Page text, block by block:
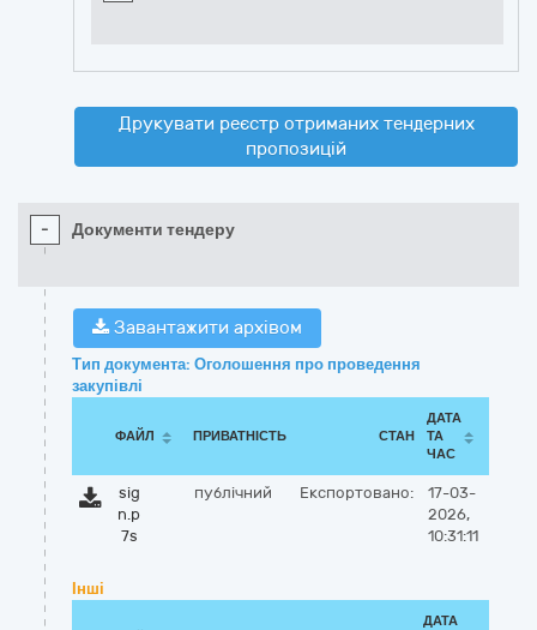
Друкувати реєстр отриманих тендерних
пропозицій
- Документи тендеру
Завантажити архівом
Тип документа: Оголошення про проведення
закупівлі
ФАЙЛ ПРИВАТНІСТЬ СТАН
ДАТА
ТА
ЧАС
sig
n.p
7s
публічний Експортовано:
17-03-
2026,
10:31:11
Інші
ДАТА